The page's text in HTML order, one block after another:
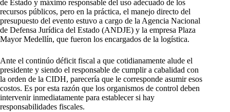
de Estado y máximo responsable del uso adecuado de los
recursos públicos, pero en la práctica, el manejo directo del
presupuesto del evento estuvo a cargo de la Agencia Nacional
de Defensa Jurídica del Estado (ANDJE) y la empresa Plaza
Mayor Medellín, que fueron los encargados de la logística.
Ante el continúo déficit fiscal a que cotidianamente alude el
presidente y siendo el responsable de cumplir a cabalidad con
la orden de la CIDH, parecería que le corresponde asumir esos
costos. Es por esta razón que los organismos de control deben
intervenir inmediatamente para establecer si hay
responsabilidades fiscales.